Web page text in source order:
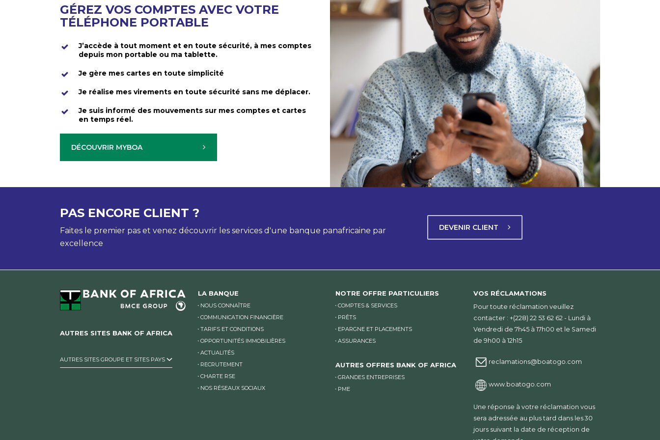
PLACE DE L’INDÉPENDANCE
LOMÉ
AGENCE BOULEVARD
BOULEVARD CIRCULAIRE FACE À CANAL
PLUS
LOMÉ
TÉL: (+228) 22 53 62 21
DAB FREAU
AVENUE DE LA LIBÉRATION, FACE PLACE
ANANI SANTOS
LOMÉ
AGENCE FREAU
ANGLE AVENUE DU 24 JANVIER ET
AVENUE DE LA LIBÉRATION
DAB PORT
VOIE EXPRESS LOMÉ PORT À CÔTÉ DU
ROND-POINT PORT
LOMÉ
AGENCE PORT
VOIE EXPRESS LOMÉ ROND-POINT PORT
LOMÉ
TÉL: (+228) 22 53 62 15
CENTRE D’AFFAIRES
ROND-POINT ZONE PORTUAIRE
LOMÉ
GÉREZ VOS COMPTES AVEC VOTRE
TÉLÉPHONE PORTABLE
J’accède à tout moment et en toute sécurité, à mes comptes
depuis mon portable ou ma tablette.
Je gère mes cartes en toute simplicité
Je réalise mes virements en toute sécurité sans me déplacer.
Je suis informé des mouvements sur mes comptes et cartes
en temps réel.
DÉCOUVRIR MYBOA
PAS ENCORE CLIENT ?
Faites le premier pas et venez découvrir les services d'une banque panafricaine par
excellence
DEVENIR CLIENT
AUTRES SITES BANK OF AFRICA
AUTRES SITES GROUPE ET SITES PAYS
LA BANQUE
NOUS CONNAÎTRE
COMMUNICATION FINANCIÈRE
TARIFS ET CONDITIONS
OPPORTUNITÉS IMMOBILIÈRES
ACTUALITÉS
RECRUTEMENT
CHARTE RSE
NOS RÉSEAUX SOCIAUX
NOTRE OFFRE PARTICULIERS
COMPTES & SERVICES
PRÊTS
EPARGNE ET PLACEMENTS
ASSURANCES
AUTRES OFFRES BANK OF AFRICA
GRANDES ENTREPRISES
PME
VOS RÉCLAMATIONS
Pour toute réclamation veuillez
contacter : +(228) 22 53 62 62 - Lundi à
Vendredi de 7h45 à 17h00 et le Samedi
de 9h00 à 12h15
reclamations@boatogo.com
www.boatogo.com
Une réponse à votre réclamation vous
sera adressée au plus tard dans les 30
jours suivant la date de réception de